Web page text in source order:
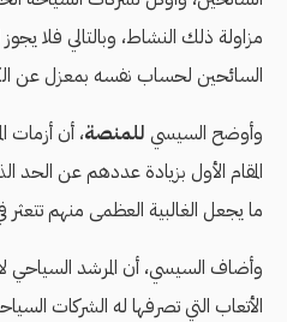
مزاولة ذلك النشاط، وبالتالي فلا
السائحين لحساب نفسه بمعزل عن
وأوضح السيسي للمنصة، أن أزمات
المقام الأول بزيادة عددهم عن الحد
ما يجعل الغالبية العظمى منهم
وأضاف السيسي، أن المرشد
الأتعاب التي تصرفها له الشركات